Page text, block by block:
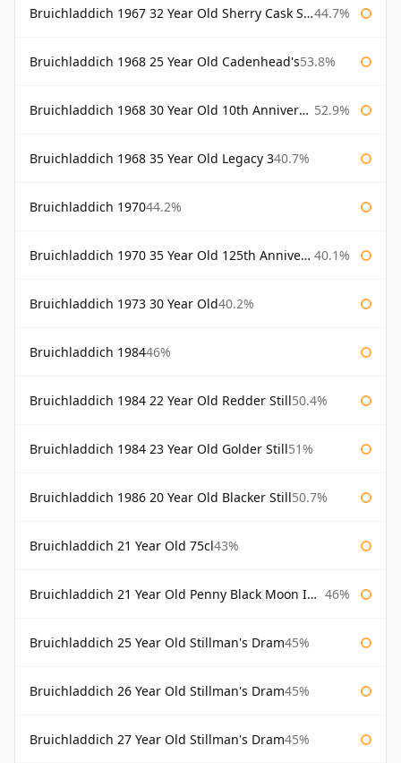
Bruichladdich 1967 32 Year Old Sherry Cask Signatory 44.7%
Bruichladdich 1968 25 Year Old Cadenhead's53.8%
Bruichladdich 1968 30 Year Old 10th Anniversary Signatory 52.9%
Bruichladdich 1968 35 Year Old Legacy 340.7%
Bruichladdich 197044.2%
Bruichladdich 1970 35 Year Old 125th Anniversary 40.1%
Bruichladdich 1973 30 Year Old40.2%
Bruichladdich 198446%
Bruichladdich 1984 22 Year Old Redder Still50.4%
Bruichladdich 1984 23 Year Old Golder Still51%
Bruichladdich 1986 20 Year Old Blacker Still50.7%
Bruichladdich 21 Year Old 75cl43%
Bruichladdich 21 Year Old Penny Black Moon Import 46%
Bruichladdich 25 Year Old Stillman's Dram45%
Bruichladdich 26 Year Old Stillman's Dram45%
Bruichladdich 27 Year Old Stillman's Dram45%